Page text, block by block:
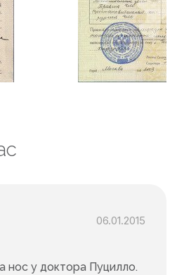
06.01.2015
нос у доктора Пуцилло.